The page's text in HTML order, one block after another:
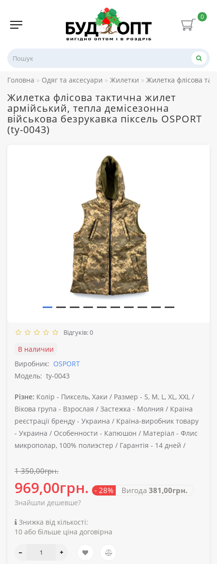
0
Головна Одяг та аксесуари Жилетки Жилетка флісова
Жилетка флісова тактична жилет
армійський, тепла демісезонна
військова безрукавка піксель OSPORT
(ty-0043)
Відгуків: 0
В наличии
Виробник: OSPORT
Модель: ty-0043
Різне: Колір - Пиксель, Хаки / Размер - S, M, L, XL, XXL /
Вікова група - Взрослая / Застежка - Молния / Країна
реєстрації бренду - Украина / Країна-виробник товару
- Украина / Особенности - Капюшон / Матеріал - Флис
микрополар, 100% полиэстер / Гарантія - 14 дней /
1 350,00грн.
969,00грн. - 28% Вигода 381,00грн.
Знайшли дешевше?
Знижка від кількості:
10 або більше ціна договірна